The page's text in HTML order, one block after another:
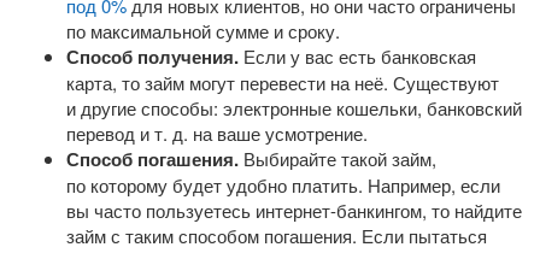
под 0% для новых клиентов, но они часто ограничены
по максимальной сумме и сроку.
Способ получения. Если у вас есть банковская
карта, то займ могут перевести на неё. Существуют
и другие способы: электронные кошельки, банковский
перевод и т. д. на ваше усмотрение.
Способ погашения. Выбирайте такой займ,
по которому будет удобно платить. Например, если
вы часто пользуетесь интернет-банкингом, то найдите
займ с таким способом погашения. Если пытаться